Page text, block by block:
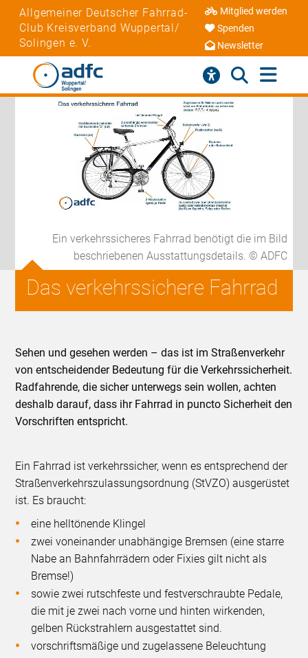
Allgemeiner Deutscher Fahrrad-
Club Kreisverband Wuppertal/
Solingen e. V.
Mitglied werden
Spenden
Newsletter
Ein verkehrssicheres Fahrrad benötigt die im Bild
beschriebenen Ausstattungsdetails. © ADFC
Das verkehrssichere Fahrrad
Sehen und gesehen werden – das ist im Straßenverkehr
von entscheidender Bedeutung für die Verkehrssicherheit.
Radfahrende, die sicher unterwegs sein wollen, achten
deshalb darauf, dass ihr Fahrrad in puncto Sicherheit den
Vorschriften entspricht.
Ein Fahrrad ist verkehrssicher, wenn es entsprechend der
Straßenverkehrszulassungsordnung (StVZO) ausgerüstet
ist. Es braucht:
eine helltönende Klingel
zwei voneinander unabhängige Bremsen (eine starre
Nabe an Bahnfahrrädern oder Fixies gilt nicht als
Bremse!)
sowie zwei rutschfeste und festverschraubte Pedale,
die mit je zwei nach vorne und hinten wirkenden,
gelben Rückstrahlern ausgestattet sind.
vorschriftsmäßige und zugelassene Beleuchtung